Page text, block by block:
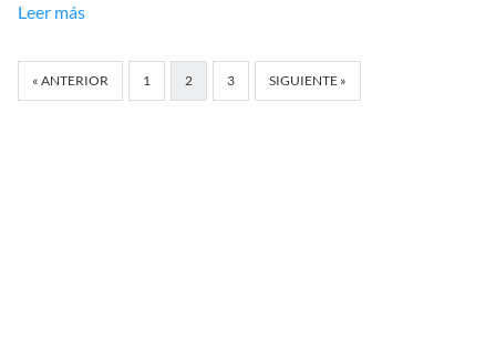
Leer más
« ANTERIOR 1 2 3 SIGUIENTE »